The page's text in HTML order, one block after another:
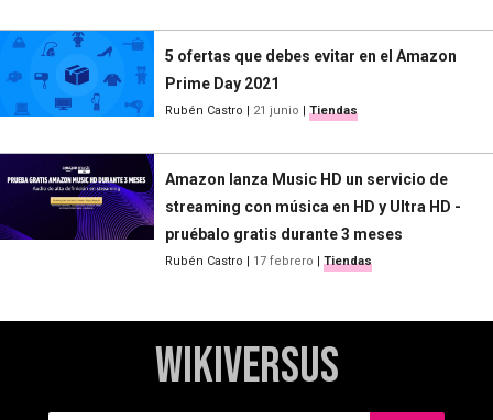
5 ofertas que debes evitar en el Amazon
Prime Day 2021
Rubén Castro | 21 junio | Tiendas
Amazon lanza Music HD un servicio de
streaming con música en HD y Ultra HD -
pruébalo gratis durante 3 meses
Rubén Castro | 17 febrero | Tiendas
WikiVersus